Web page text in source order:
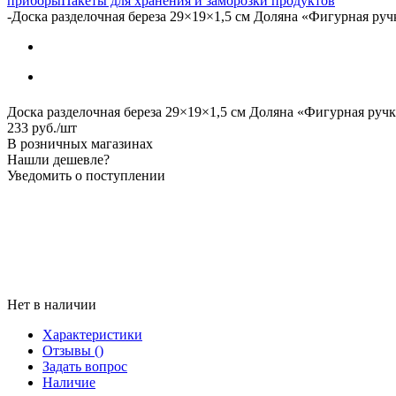
-Доска разделочная береза 29×19×1,5 см Доляна «Фигурная
Доска разделочная береза 29×19×1,5 см Доляна «Фигурная
233 руб./шт
В розничных магазинах
Нашли дешевле?
Уведомить о поступлении
Нет в наличии
Характеристики
Отзывы ()
Задать вопрос
Наличие